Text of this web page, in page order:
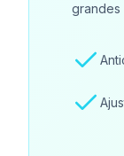
grandes